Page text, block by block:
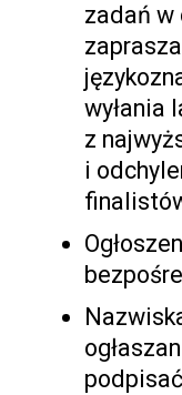
zadań w
wyłania
z
i